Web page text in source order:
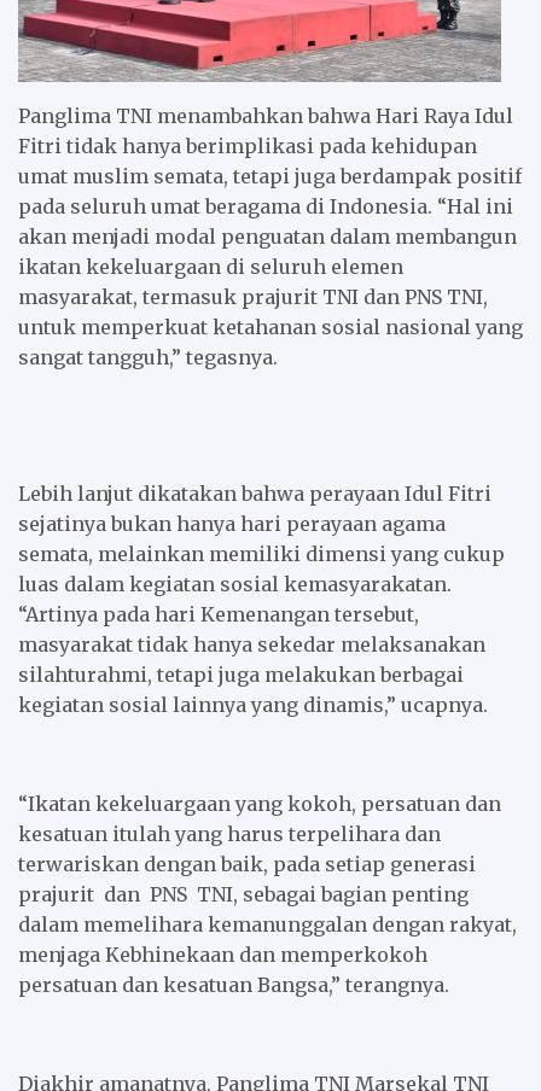
Panglima TNI menambahkan bahwa Hari Raya Idul
Fitri tidak hanya berimplikasi pada kehidupan
umat muslim semata, tetapi juga berdampak positif
pada seluruh umat beragama di Indonesia. “Hal ini
akan menjadi modal penguatan dalam membangun
ikatan kekeluargaan di seluruh elemen
masyarakat, termasuk prajurit TNI dan PNS TNI,
untuk memperkuat ketahanan sosial nasional yang
sangat tangguh,” tegasnya.
Lebih lanjut dikatakan bahwa perayaan Idul Fitri
sejatinya bukan hanya hari perayaan agama
semata, melainkan memiliki dimensi yang cukup
luas dalam kegiatan sosial kemasyarakatan.
“Artinya pada hari Kemenangan tersebut,
masyarakat tidak hanya sekedar melaksanakan
silahturahmi, tetapi juga melakukan berbagai
kegiatan sosial lainnya yang dinamis,” ucapnya.
“Ikatan kekeluargaan yang kokoh, persatuan dan
kesatuan itulah yang harus terpelihara dan
terwariskan dengan baik, pada setiap generasi
prajurit dan PNS TNI, sebagai bagian penting
dalam memelihara kemanunggalan dengan rakyat,
menjaga Kebhinekaan dan memperkokoh
persatuan dan kesatuan Bangsa,” terangnya.
Diakhir amanatnya, Panglima TNI Marsekal TNI